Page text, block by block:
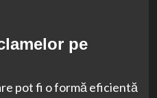
pe
pot fi o formă eficientă